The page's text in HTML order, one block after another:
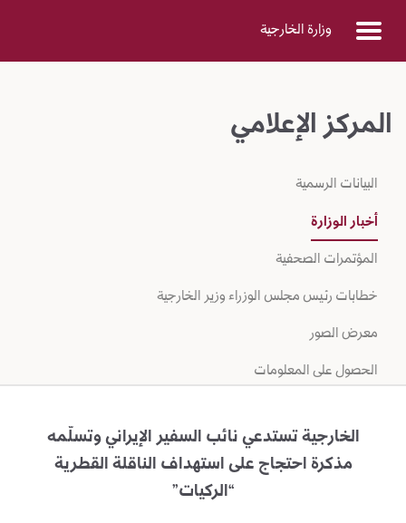
Skip to Main Contentوزارة الخارجية
المركز الإعلامي
البيانات الرسمية
أخبار الوزارة
المؤتمرات الصحفية
خطابات رئيس مجلس الوزراء وزير الخارجية
معرض الصور
الحصول على المعلومات
الخارجية تستدعي نائب السفير الإيراني وتسلّمه
مذكرة احتجاج على استهداف الناقلة القطرية
“الركيات”